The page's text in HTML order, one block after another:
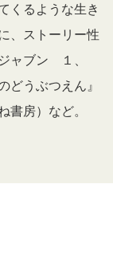
くるような生き
、ストーリー性
ャブン １、
どうぶつえん』
書房）など。